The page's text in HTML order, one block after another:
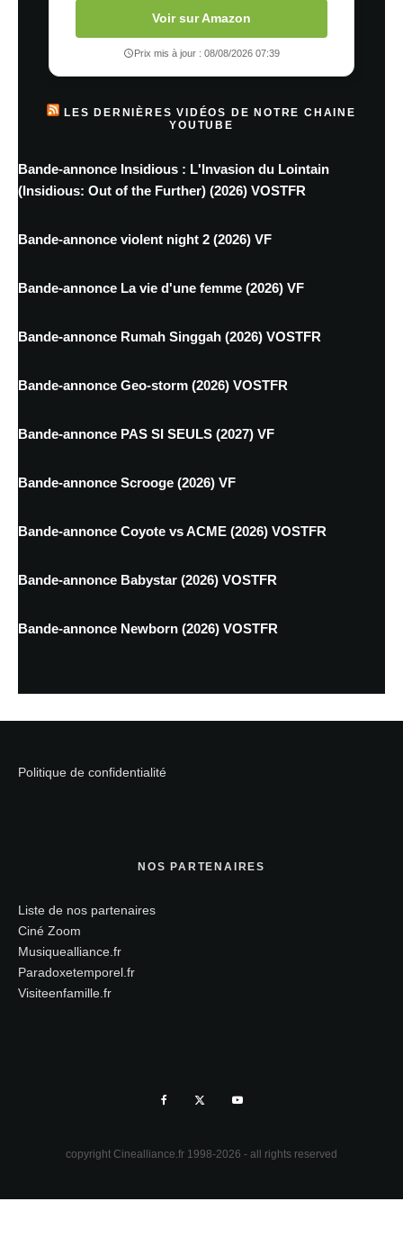
Voir sur Amazon
Prix mis à jour : 08/08/2026 07:39
LES DERNIÈRES VIDÉOS DE NOTRE CHAINE
YOUTUBE
Bande-annonce Insidious : L'Invasion du Lointain
(Insidious: Out of the Further) (2026) VOSTFR
Bande-annonce violent night 2 (2026) VF
Bande-annonce La vie d'une femme (2026) VF
Bande-annonce Rumah Singgah (2026) VOSTFR
Bande-annonce Geo-storm (2026) VOSTFR
Bande-annonce PAS SI SEULS (2027) VF
Bande-annonce Scrooge (2026) VF
Bande-annonce Coyote vs ACME (2026) VOSTFR
Bande-annonce Babystar (2026) VOSTFR
Bande-annonce Newborn (2026) VOSTFR
Politique de confidentialité
NOS PARTENAIRES
Liste de nos partenaires
Ciné Zoom
Musiquealliance.fr
Paradoxetemporel.fr
Visiteenfamille.fr
copyright Cinealliance.fr 1998-2026 - all rights reserved